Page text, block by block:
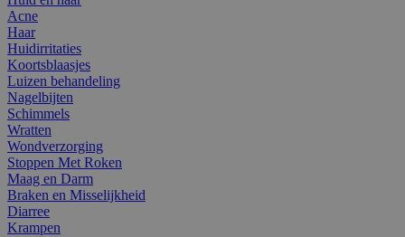
Acne
Haar
Huidirritaties
Koortsblaasjes
Luizen behandeling
Nagelbijten
Schimmels
Wratten
Wondverzorging
Stoppen Met Roken
Maag en Darm
Braken en Misselijkheid
Diarree
Krampen